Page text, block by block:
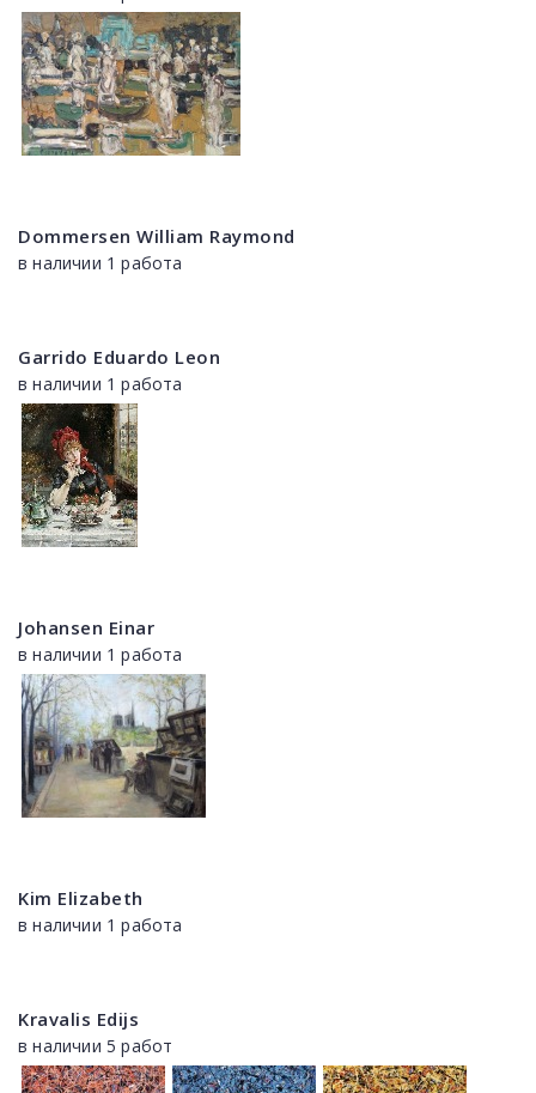
Dommersen William Raymond
в наличии 1 работа
Garrido Eduardo Leon
в наличии 1 работа
Johansen Einar
в наличии 1 работа
Kim Elizabeth
в наличии 1 работа
Kravalis Edijs
в наличии 5 работ